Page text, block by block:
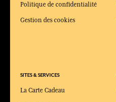
Politique de confidentialité
Gestion des cookies
SITES & SERVICES
La Carte Cadeau